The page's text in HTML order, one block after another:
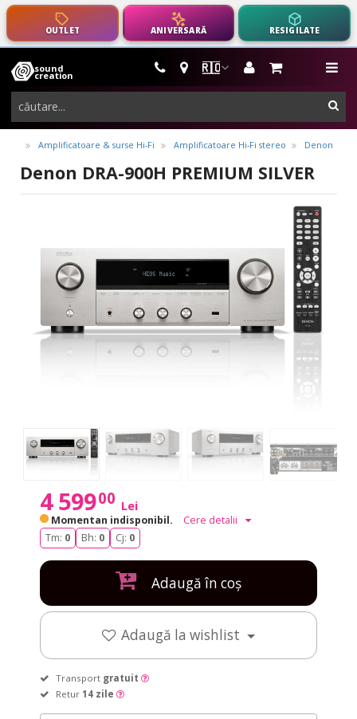
OUTLET ANIVERSARĂ RESIGILATE
🇷🇴
sound
creation
instrumente
muzicale,
echipamente
pro-
audio
Amplificatoare & surse Hi-Fi Amplificatoare Hi-Fi stereo Denon
Denon DRA-900H PREMIUM SILVER
4 59900 Lei
Momentan indisponibil.
Cere detalii
Tm: 0 Bh: 0 Cj: 0
Adaugă în coș
Adaugă la wishlist
Transport gratuit
Retur 14 zile